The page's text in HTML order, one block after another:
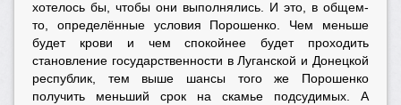
хотелось бы, чтобы они выполнялись. И это, в общем-
то, определённые условия Порошенко. Чем меньше
будет крови и чем спокойнее будет проходить
становление государственности в Луганской и Донецкой
республик, тем выше шансы того же Порошенко
получить меньший срок на скамье подсудимых. А